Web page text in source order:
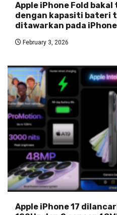
Apple iPhone Fold
dengan kapasiti bateri
ditawarkan pada iPhone
February 3, 2026
Apple iPhone 17